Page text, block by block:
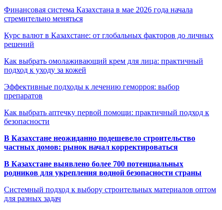
Финансовая система Казахстана в мае 2026 года начала
стремительно меняться
Курс валют в Казахстане: от глобальных факторов до личных
решений
Как выбрать омолаживающий крем для лица: практичный
подход к уходу за кожей
Эффективные подходы к лечению геморроя: выбор
препаратов
Как выбрать аптечку первой помощи: практичный подход к
безопасности
В Казахстане неожиданно подешевело строительство
частных домов: рынок начал корректироваться
В Казахстане выявлено более 700 потенциальных
родников для укрепления водной безопасности страны
Системный подход к выбору строительных материалов оптом
для разных задач